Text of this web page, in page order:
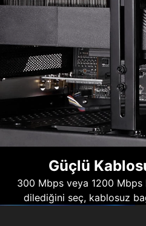
Güçlü
300 Mbps veya 1200 Mbps
dilediğini seç, kablosuz